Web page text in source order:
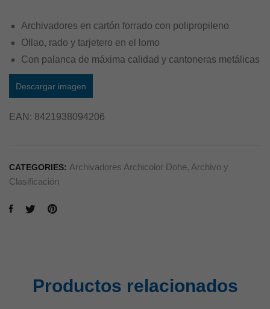
Archivadores en cartón forrado con polipropileno
Ollao, rado y tarjetero en el lomo
Con palanca de máxima calidad y cantoneras metálicas
Descargar imagen
EAN: 8421938094206
CATEGORIES: Archivadores Archicolor Dohe, Archivo y
Clasificación
Productos relacionados